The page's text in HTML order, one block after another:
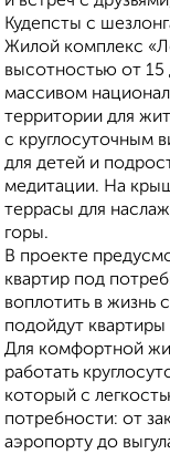
Кудепсты с
Жилой комплекс
высотностью от
массивом
территории для
с круглосуточным
для детей и
медитации. На
террасы для
горы.
В проекте
квартир под
воплотить в жизнь
подойдут
Для комфортной
работать
который с
потребности: от
аэропорту до